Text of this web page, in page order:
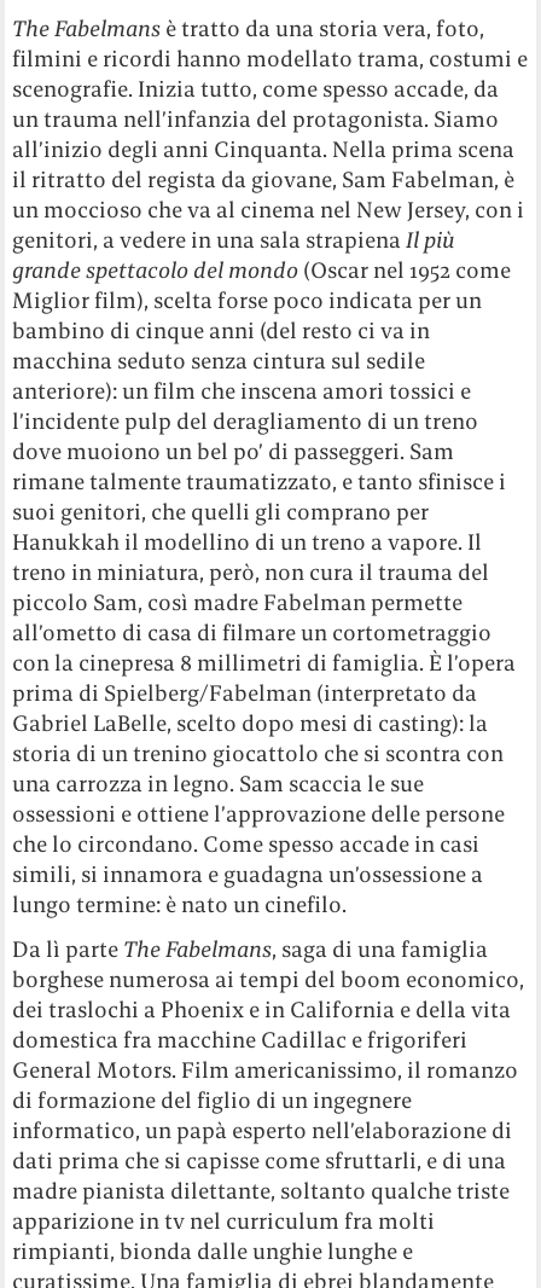
The Fabelmans è tratto da una storia vera, foto,
filmini e ricordi hanno modellato trama, costumi e
scenografie. Inizia tutto, come spesso accade, da
un trauma nell’infanzia del protagonista. Siamo
all’inizio degli anni Cinquanta. Nella prima scena
il ritratto del regista da giovane, Sam Fabelman, è
un moccioso che va al cinema nel New Jersey, con i
genitori, a vedere in una sala strapienaIl più
grande spettacolo del mondo (Oscar nel 1952 come
Miglior film), scelta forse poco indicata per un
bambino di cinque anni (del resto ci va in
macchina seduto senza cintura sul sedile
anteriore): un film che inscena amori tossici e
l’incidente pulp del deragliamento di un treno
dove muoiono un bel po’ di passeggeri. Sam
rimane talmente traumatizzato, e tanto sfinisce i
suoi genitori, che quelli gli comprano per
Hanukkah il modellino di un treno a vapore. Il
treno in miniatura, però, non cura il trauma del
piccolo Sam, così madre Fabelman permette
all’ometto di casa di filmare un cortometraggio
con la cinepresa 8 millimetri di famiglia. È l’opera
prima di Spielberg/Fabelman (interpretato da
Gabriel LaBelle, scelto dopo mesi di casting): la
storia di un trenino giocattolo che si scontra con
una carrozza in legno. Sam scaccia le sue
ossessioni e ottiene l’approvazione delle persone
che lo circondano. Come spesso accade in casi
simili, si innamora e guadagna un’ossessione a
lungo termine: è nato un cinefilo.
Da lì parte The Fabelmans, saga di una famiglia
borghese numerosa ai tempi del boom economico,
dei traslochi a Phoenix e in California e della vita
domestica fra macchine Cadillac e frigoriferi
General Motors. Film americanissimo, il romanzo
di formazione del figlio di un ingegnere
informatico, un papà esperto nell’elaborazione di
dati prima che si capisse come sfruttarli, e di una
madre pianista dilettante, soltanto qualche triste
apparizione in tv nel curriculum fra molti
rimpianti, bionda dalle unghie lunghe e
curatissime. Una famiglia di ebrei blandamente